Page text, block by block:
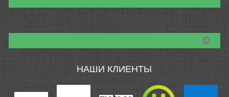
НАШИ КЛИЕНТЫ